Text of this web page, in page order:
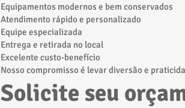
Equipamentos modernos e bem conservados
Atendimento rápido e personalizado
Equipe especializada
Entrega e retirada no local
Excelente custo-benefício
Nosso compromisso é levar diversão e
Solicite seu